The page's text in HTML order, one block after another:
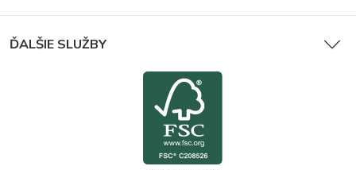
ĎALŠIE SLUŽBY